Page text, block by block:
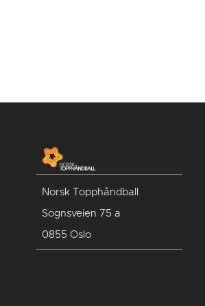
Norsk Topphåndball
Sognsveien 75 a
0855 Oslo